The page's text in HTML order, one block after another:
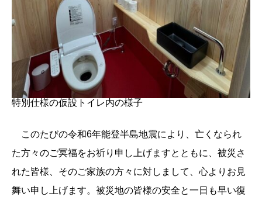
特別仕様の仮設トイレ内の様子
このたびの令和6年能登半島地震により、亡くなられ
た方々のご冥福をお祈り申し上げますとともに、被災さ
れた皆様、そのご家族の方々に対しまして、心よりお見
舞い申し上げます。被災地の皆様の安全と一日も早い復